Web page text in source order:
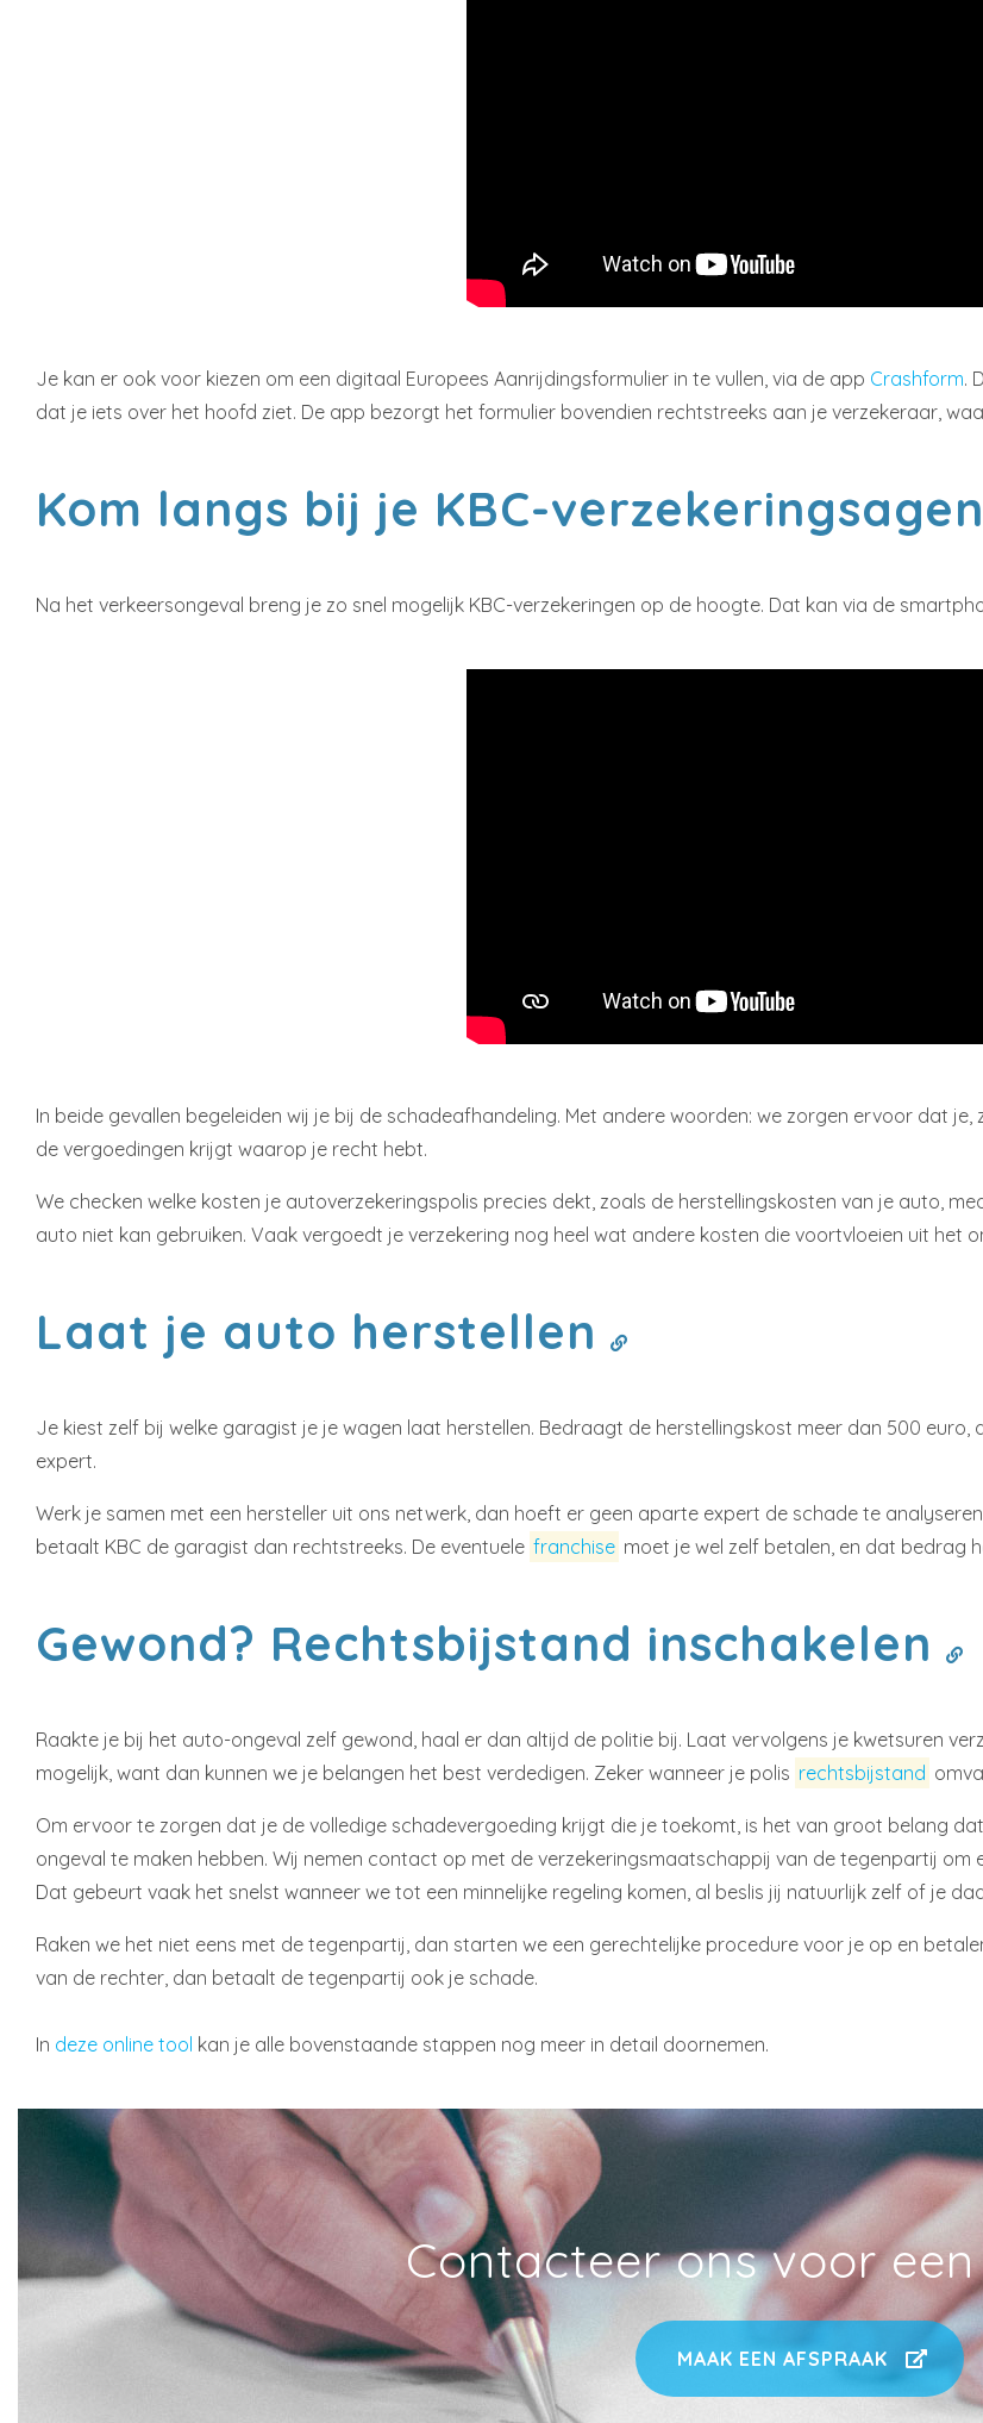
Je kan er ook voor kiezen om een digitaal Europees Aanrijdingsformulier in te vullen, via de app Crashform.
dat je iets over het hoofd ziet. De app bezorgt het formulier bovendien rechtstreeks aan je verzekeraar,
Kom langs bij je KBC-
Na het verkeersongeval breng je zo snel mogelijk KBC-verzekeringen op de hoogte. Dat kan via de
In beide gevallen begeleiden wij je bij de schadeafhandeling. Met andere woorden: we zorgen ervoor dat
de vergoedingen krijgt waarop je recht hebt.
We checken welke kosten je autoverzekeringspolis precies dekt, zoals de herstellingskosten van je auto,
auto niet kan gebruiken. Vaak vergoedt je verzekering nog heel wat andere kosten die voortvloeien uit het
Laat je auto herstellen
Je kiest zelf bij welke garagist je je wagen laat herstellen. Bedraagt de herstellingskost meer dan 500
expert.
Werk je samen met een hersteller uit ons netwerk, dan hoeft er geen aparte expert de schade te
betaalt KBC de garagist dan rechtstreeks. De eventuele franchise moet je wel zelf betalen, en dat bedrag
Gewond? Rechtsbijstand inschakelen
Raakte je bij het auto-ongeval zelf gewond, haal er dan altijd de politie bij. Laat vervolgens je kwetsuren
mogelijk, want dan kunnen we je belangen het best verdedigen. Zeker wanneer je polis rechtsbijstand
Om ervoor te zorgen dat je de volledige schadevergoeding krijgt die je toekomt, is het van groot belang
ongeval te maken hebben. Wij nemen contact op met de verzekeringsmaatschappij van de tegenpartij
Dat gebeurt vaak het snelst wanneer we tot een minnelijke regeling komen, al beslis jij natuurlijk zelf of je
Raken we het niet eens met de tegenpartij, dan starten we een gerechtelijke procedure voor je op en
van de rechter, dan betaalt de tegenpartij ook je schade.
In deze online tool kan je alle bovenstaande stappen nog meer in detail doornemen.
Contacteer ons voor
MAAK EEN AFSPRAAK